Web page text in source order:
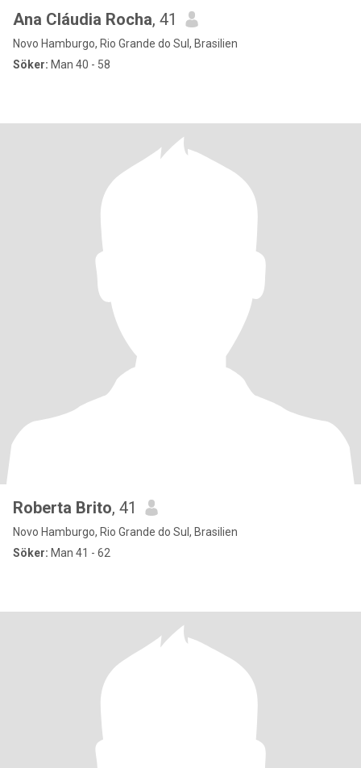
Ana Cláudia Rocha, 41
Novo Hamburgo, Rio Grande do Sul, Brasilien
Söker: Man 40 - 58
Roberta Brito, 41
Novo Hamburgo, Rio Grande do Sul, Brasilien
Söker: Man 41 - 62